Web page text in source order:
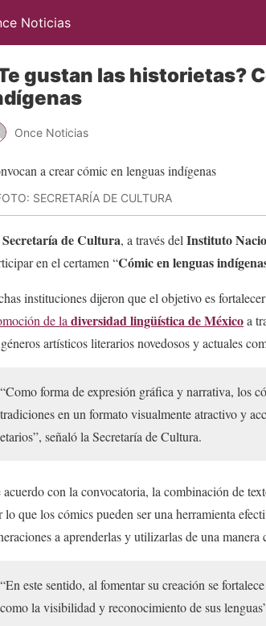
Noticias
gustan las historietas?
Once Noticias
SECRETARÍA DE CULTURA
Secretaría de Cultura, a través del Instituto
en el certamen “Cómic en lenguas
instituciones dijeron que el objetivo es
de la diversidad lingüística de Méxicoa
artísticos literarios novedosos y actuales
“Como forma de expresión gráfica y narrativa, los
tradiciones en un formato visualmente atractivo y
etarios”, señaló la Secretaría de Cultura.
acuerdo con la convocatoria, la combinación de
lo que los cómics pueden ser una herramienta
a aprenderlas y utilizarlas de una manera
“En este sentido, al fomentar su creación se
como la visibilidad y reconocimiento de sus